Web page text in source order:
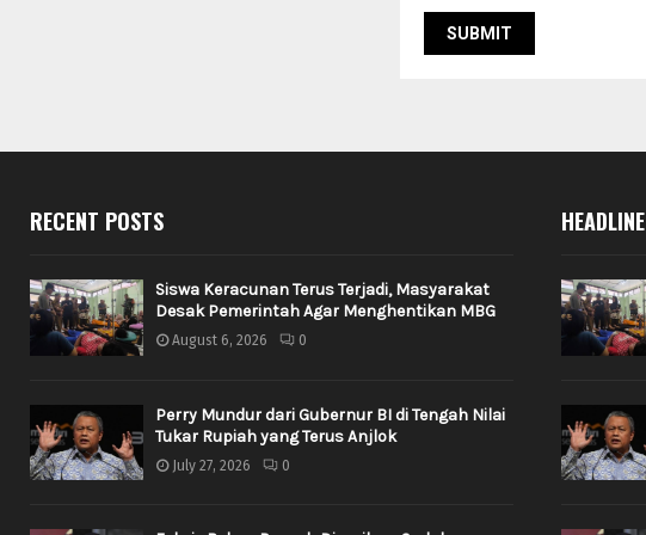
RECENT POSTS
Siswa Keracunan Terus Terjadi, Masyarakat
Desak Pemerintah Agar Menghentikan MBG
August 6, 2026 0
Perry Mundur dari Gubernur BI di Tengah Nilai
Tukar Rupiah yang Terus Anjlok
July 27, 2026 0
HEADLINE